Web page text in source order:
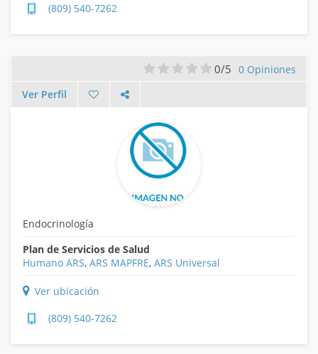
(809) 540-7262
0/5 0 Opiniones
Ver Perfil
Endocrinología
Plan de Servicios de Salud
Humano ARS, ARS MAPFRE, ARS Universal
Ver ubicación
(809) 540-7262